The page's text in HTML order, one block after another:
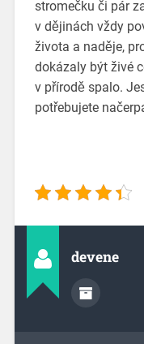
stromečku či pár
v dějinách vždy
života a naděje,
dokázaly být živé
v přírodě spalo.
potřebujete
devene